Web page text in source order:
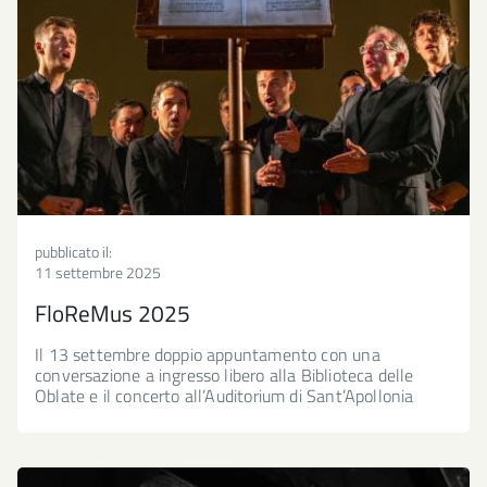
Instagram
Seguici
su
LinkedIn
Seguici
su
YouTube
Seguici
su
Telegram
Seguici
su
Whatsapp
pubblicato il:
11 settembre 2025
FloReMus 2025
Il 13 settembre doppio appuntamento con una
conversazione a ingresso libero alla Biblioteca delle
Oblate e il concerto all’Auditorium di Sant’Apollonia